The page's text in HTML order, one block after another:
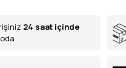
24 saat içinde